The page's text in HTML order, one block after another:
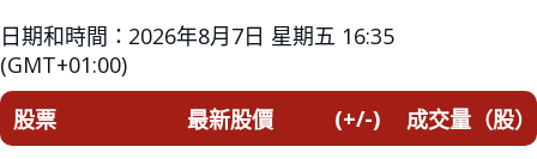
日期和時間： 2026年8月7日 星期五 16:35
(GMT+01:00)
股票
最新股價 (+/-)
成交量（股）